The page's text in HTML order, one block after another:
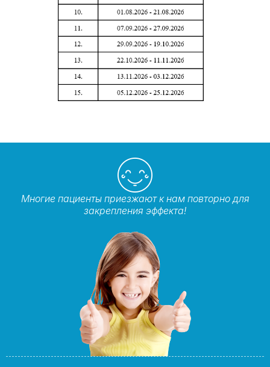
Многие пациенты приезжают к нам повторно для
закрепления эффекта!